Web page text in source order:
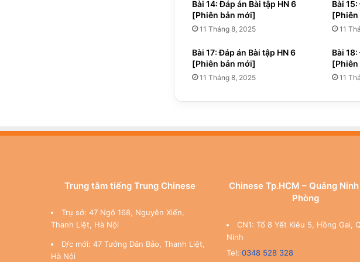
Bài 14: Đáp án Bài tập HN 6
[Phiên bản mới]
11 Tháng 8, 2025
Bài
[Phiên
11
Bài 17: Đáp án Bài tập HN 6
[Phiên bản mới]
11 Tháng 8, 2025
Bài
[Phiên
11
Trung tâm tiếng Trung Chinese
Trụ sở: 47 Ngõ 168, Nguyễn Xiển,
Thanh Liệt, Hà Nội
D/c mới: 47 Tưởng Dân Bảo, Thanh Liệt,
Hà Nội
Chinese Tp.HCM – Quảng
Phòng
CN1: Tổ 8 Yết Kiêu 5, Hồng Gai,
Ninh
Tel: 0348 528 328